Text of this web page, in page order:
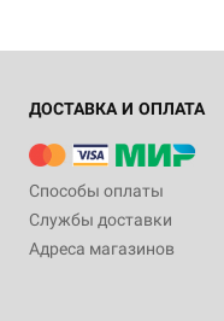
ДОСТАВКА И ОПЛАТА
Способы оплаты
Службы доставки
Адреса магазинов